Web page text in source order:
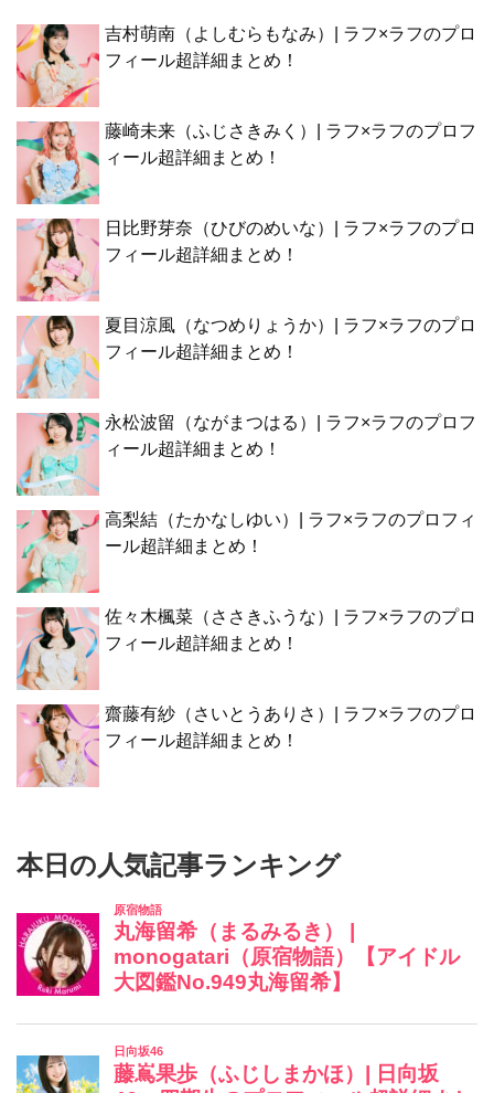
吉村萌南（よしむらもなみ）| ラフ×ラフのプロ
フィール超詳細まとめ！
藤崎未来（ふじさきみく）| ラフ×ラフのプロフ
ィール超詳細まとめ！
日比野芽奈（ひびのめいな）| ラフ×ラフのプロ
フィール超詳細まとめ！
夏目涼風（なつめりょうか）| ラフ×ラフのプロ
フィール超詳細まとめ！
永松波留（ながまつはる）| ラフ×ラフのプロフ
ィール超詳細まとめ！
高梨結（たかなしゆい）| ラフ×ラフのプロフィ
ール超詳細まとめ！
佐々木楓菜（ささきふうな）| ラフ×ラフのプロ
フィール超詳細まとめ！
齋藤有紗（さいとうありさ）| ラフ×ラフのプロ
フィール超詳細まとめ！
本日の人気記事ランキング